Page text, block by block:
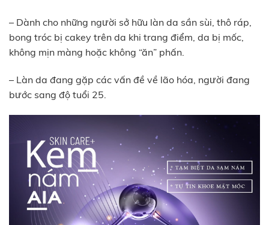
– Dành cho những người sở hữu làn da sần sùi, thô ráp,
bong tróc bị cakey trên da khi trang điểm, da bị mốc,
không mịn màng hoặc không “ăn” phấn.
– Làn da đang gặp các vấn đề về lão hóa, người đang
bước sang độ tuổi 25.